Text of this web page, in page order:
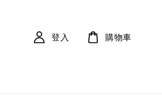
登入 購物車